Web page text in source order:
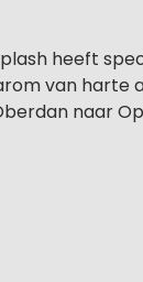
heeft
van harte
naar